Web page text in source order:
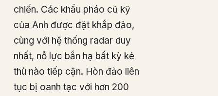
chiến. Các khẩu pháo cũ kỹ
của Anh được đặt khắp đảo,
cùng với hệ thống radar duy
nhất, nỗ lực bắn hạ bất kỳ kẻ
thù nào tiếp cận. Hòn đảo liên
tục bị oanh tạc với hơn 200